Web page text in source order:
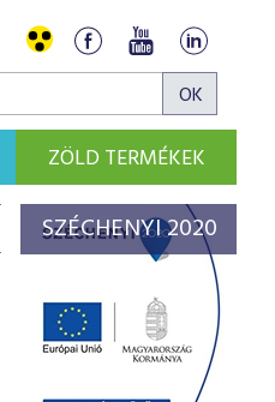
ZÖLD TERMÉKEK
SZÉCHENYI 2020